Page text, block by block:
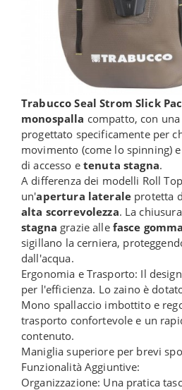
Trabucco Seal Strom Slick
monospalla compatto, con
progettato specificamente per
movimento (come lo spinning)
di accesso e tenuta stagna.
A differenza dei modelli Roll
un'apertura laterale protetta
alta scorrevolezza. La
stagna grazie alle fasce
sigillano la cerniera,
dall'acqua.
Ergonomia e Trasporto: Il
per l'efficienza. Lo zaino è
Mono spallaccio imbottito e
trasporto confortevole e un
contenuto.
Maniglia superiore per brevi
Funzionalità Aggiuntive:
Organizzazione: Una pratica